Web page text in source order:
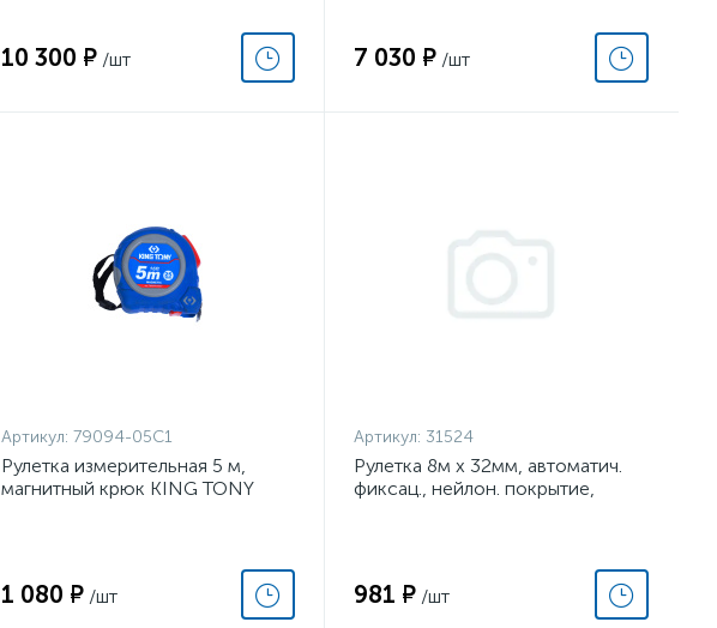
10 300 ₽ /шт 7 030 ₽ /шт
Артикул: 79094-05C1
Рулетка измерительная 5 м,
магнитный крюк KING TONY
1 080 ₽ /шт
Артикул: 31524
Рулетка 8м х 32мм, автоматич.
фиксац., нейлон. покрытие,
981 ₽ /шт